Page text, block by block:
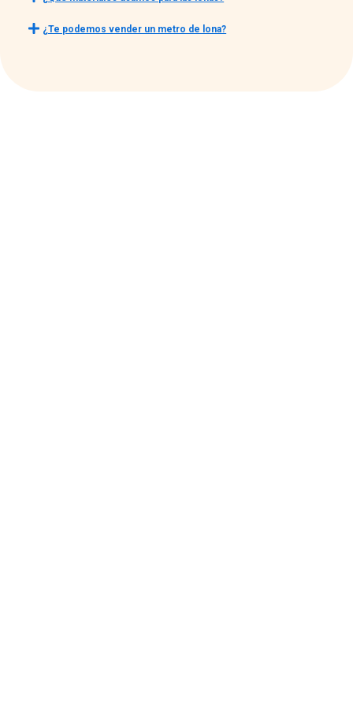
¿Te podemos vender un metro de lona?